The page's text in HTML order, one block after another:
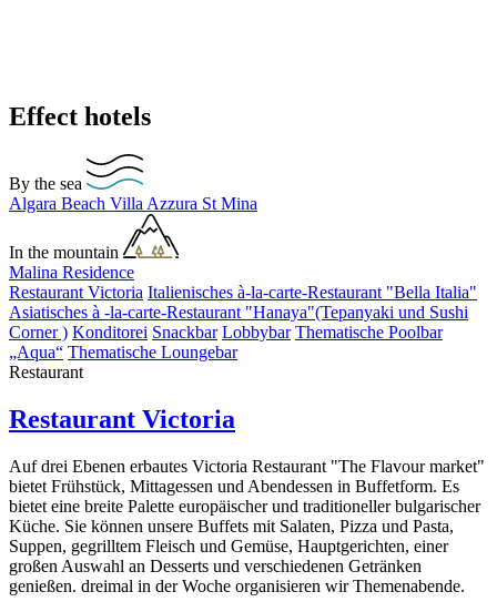
Effect hotels
By the sea
Algara Beach Villa Azzura St Mina
In the mountain
Malina Residence
Restaurant Victoria Italienisches à-la-carte-Restaurant "Bella Italia"
Asiatisches à -la-carte-Restaurant "Hanaya"(Tepanyaki und Sushi
Corner ) Konditorei Snackbar Lobbybar Thematische Poolbar
„Aqua“ Thematische Loungebar
Restaurant
Restaurant Victoria
Auf drei Ebenen erbautes Victoria Restaurant "The Flavour market"
bietet Frühstück, Mittagessen und Abendessen in Buffetform. Es
bietet eine breite Palette europäischer und traditioneller bulgarischer
Küche. Sie können unsere Buffets mit Salaten, Pizza und Pasta,
Suppen, gegrilltem Fleisch und Gemüse, Hauptgerichten, einer
großen Auswahl an Desserts und verschiedenen Getränken
genießen. dreimal in der Woche organisieren wir Themenabende.